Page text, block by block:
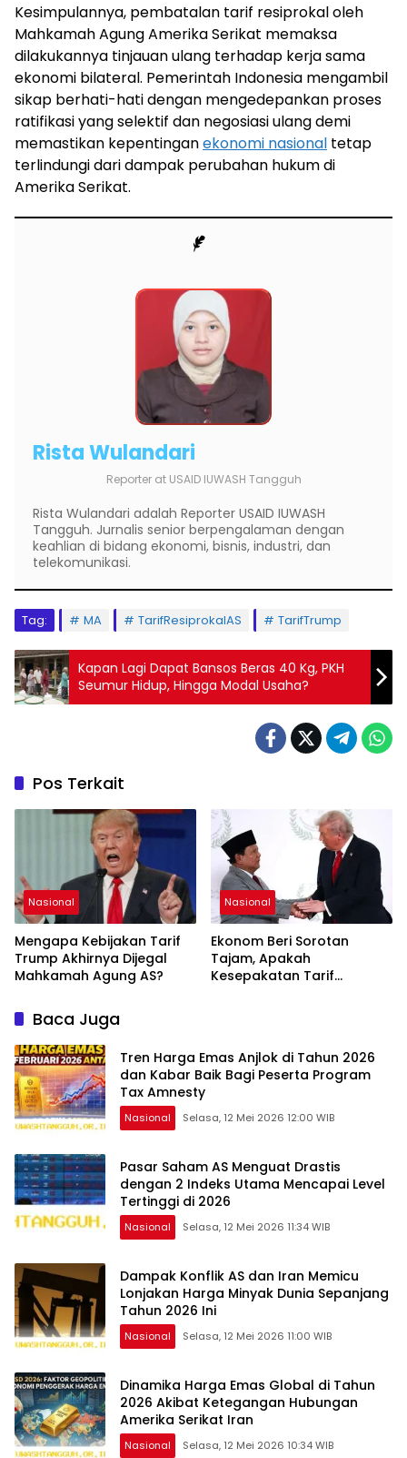
Kesimpulannya, pembatalan tarif resiprokal oleh
Mahkamah Agung Amerika Serikat memaksa
dilakukannya tinjauan ulang terhadap kerja sama
ekonomi bilateral. Pemerintah Indonesia mengambil
sikap berhati-hati dengan mengedepankan proses
ratifikasi yang selektif dan negosiasi ulang demi
memastikan kepentinganekonomi nasional tetap
terlindungi dari dampak perubahan hukum di
Amerika Serikat.
Rista Wulandari
Reporter at USAID IUWASH Tangguh
Rista Wulandari adalah Reporter USAID IUWASH
Tangguh. Jurnalis senior berpengalaman dengan
keahlian di bidang ekonomi, bisnis, industri, dan
telekomunikasi.
Tag: MA TarifResiprokalAS TarifTrump
Kapan Lagi Dapat Bansos Beras 40 Kg, PKH
Seumur Hidup, Hingga Modal Usaha?
Pos Terkait
Nasional
Mengapa Kebijakan Tarif
Trump Akhirnya Dijegal
Mahkamah Agung AS?
Nasional
Ekonom Beri Sorotan
Tajam, Apakah
Kesepakatan Tarif
Baca Juga
Tren Harga Emas Anjlok di Tahun 2026
dan Kabar Baik Bagi Peserta Program
Tax Amnesty
Nasional Selasa, 12 Mei 2026 12:00 WIB
Pasar Saham AS Menguat Drastis
dengan 2 Indeks Utama Mencapai Level
Tertinggi di 2026
Nasional Selasa, 12 Mei 2026 11:34 WIB
Dampak Konflik AS dan Iran Memicu
Lonjakan Harga Minyak Dunia Sepanjang
Tahun 2026 Ini
Nasional Selasa, 12 Mei 2026 11:00 WIB
Dinamika Harga Emas Global di Tahun
2026 Akibat Ketegangan Hubungan
Amerika Serikat Iran
Nasional Selasa, 12 Mei 2026 10:34 WIB